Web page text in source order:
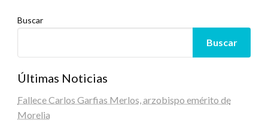
Buscar
Buscar
Últimas Noticias
Fallece Carlos Garfias Merlos, arzobispo emérito de
Morelia